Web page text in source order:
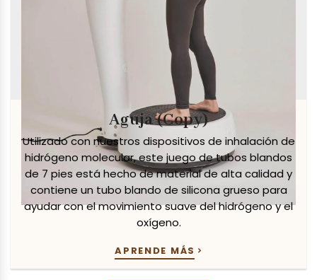
Aguja (Copy)
Utilizado con nuestros dispositivos de inhalación de
hidrógeno molecular, este juego de tubos blandos
de 7 pies está hecho de material de alta calidad y
contiene un tubo blando de silicona grueso para
ayudar con el movimiento suave del hidrógeno y el
oxígeno.
APRENDE MÁS